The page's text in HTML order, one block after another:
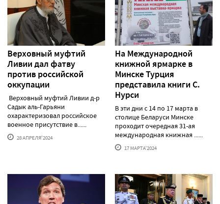
Верховный муфтий
Ливии дал фатву
против российской
оккупации
Верховный муфтий Ливии д-р
Садык аль-Гарьяни
охарактеризовал российское
военное присутствие в......
28 АПРЕЛЯ'2024
На Международной
книжной ярмарке в
Минске Турция
представила книги С.
Нурси
В эти дни с 14 по 17 марта в
столице Беларуси Минске
проходит очередная 31-ая
международная книжная ......
17 МАРТА'2024